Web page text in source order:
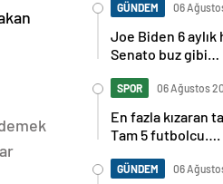
GÜNDEM 06
Joe Biden 6 aylık
Senato buz gibi…
SPOR 06 Ağustos
En fazla kızaran
Tam 5 futbolcu….
GÜNDEM 06